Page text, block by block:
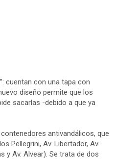
cuentan con una tapa con
diseño permite que los
sacarlas -debido a que ya
antivandálicos, que
Pellegrini, Av. Libertador, Av.
y Av. Alvear). Se trata de dos